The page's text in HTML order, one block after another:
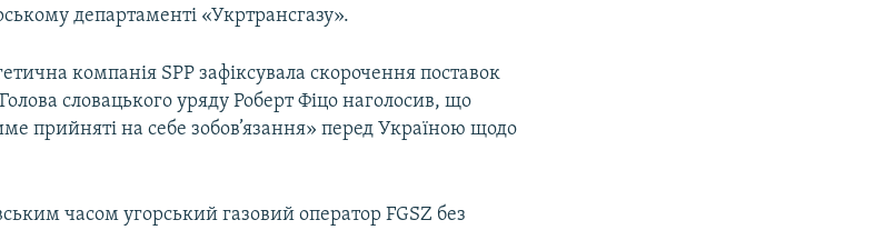
департаменті «Укртрансгазу».
компанія SPP зафіксувала скорочення поставок
словацького уряду Роберт Фіцо наголосив, що
прийняті на себе зобов’язання» перед Україною щодо
часом угорський газовий оператор FGSZ без